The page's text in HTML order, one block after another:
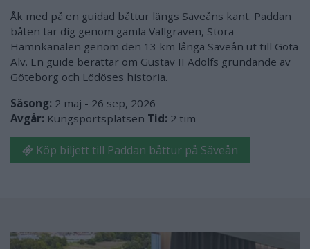
Åk med på en guidad båttur längs Säveåns kant. Paddan
båten tar dig genom gamla Vallgraven, Stora
Hamnkanalen genom den 13 km långa Säveån ut till Göta
Älv. En guide berättar om Gustav II Adolfs grundande av
Göteborg och Lödöses historia.
Säsong: 2 maj - 26 sep, 2026
Avgår: Kungsportsplatsen Tid: 2 tim
Köp biljett till Paddan båttur på Säveån